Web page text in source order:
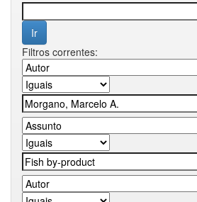
Filtros correntes: